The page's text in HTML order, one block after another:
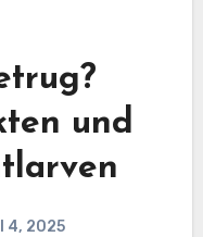
und
4, 2025